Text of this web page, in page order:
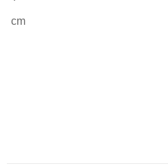
cm